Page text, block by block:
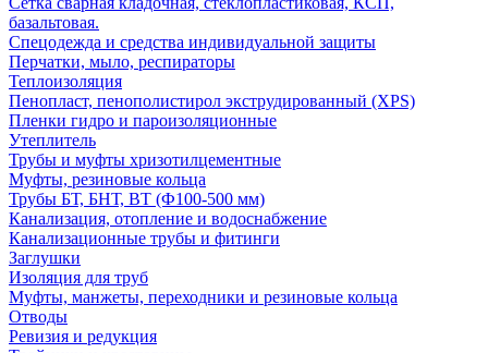
базальтовая.
Спецодежда и средства индивидуальной защиты
Перчатки, мыло, респираторы
Теплоизоляция
Пенопласт, пенополистирол экструдированный (XPS)
Пленки гидро и пароизоляционные
Утеплитель
Трубы и муфты хризотилцементные
Муфты, резиновые кольца
Трубы БТ, БНТ, ВТ (Ф100-500 мм)
Канализация, отопление и водоснабжение
Канализационные трубы и фитинги
Заглушки
Изоляция для труб
Муфты, манжеты, переходники и резиновые кольца
Отводы
Ревизия и редукция